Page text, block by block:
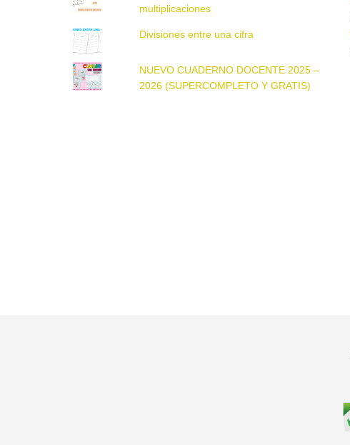
multiplicaciones
Divisiones entre una cifra
NUEVO CUADERNO DOCENTE 2025 –
2026 (SUPERCOMPLETO Y GRATIS)